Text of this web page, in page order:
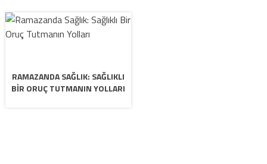
RAMAZANDA SAĞLIK: SAĞLIKLI
BIR ORUÇ TUTMANIN YOLLARI